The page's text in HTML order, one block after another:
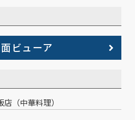
ビューア
（中華料理）